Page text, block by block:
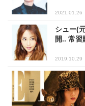
2021.01.26
シュー(
開.. 常習
2019.10.29